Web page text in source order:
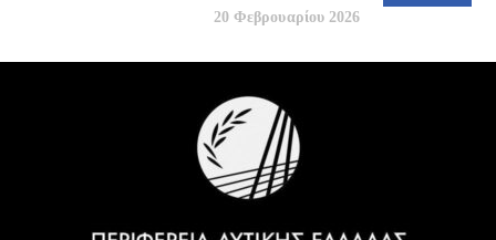
20 Φεβρουαρίου 2026